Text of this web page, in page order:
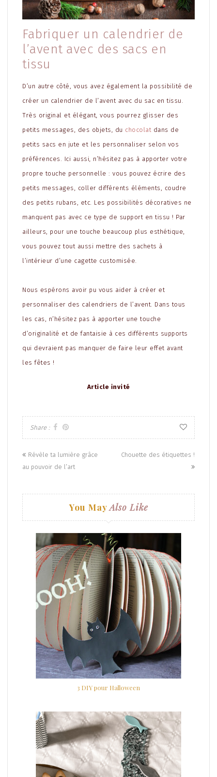
Fabriquer un calendrier de
l’avent avec des sacs en
tissu
D’un autre côté, vous avez également la possibilité de
créer un calendrier de l’avent avec du sac en tissu.
Très original et élégant, vous pourrez glisser des
petits messages, des objets, du chocolat dans de
petits sacs en jute et les personnaliser selon vos
préférences. Ici aussi, n’hésitez pas à apporter votre
propre touche personnelle : vous pouvez écrire des
petits messages, coller différents éléments, coudre
des petits rubans, etc. Les possibilités décoratives ne
manquent pas avec ce type de support en tissu ! Par
ailleurs, pour une touche beaucoup plus esthétique,
vous pouvez tout aussi mettre des sachets à
l’intérieur d’une cagette customisée.
Nous espérons avoir pu vous aider à créer et
personnaliser des calendriers de l’avent. Dans tous
les cas, n’hésitez pas à apporter une touche
d’originalité et de fantaisie à ces différents supports
qui devraient pas manquer de faire leur effet avant
les fêtes !
Article invité
Share :
Posts
navigation
Révèle ta lumière grâce
au pouvoir de l’art
Chouette des étiquettes !
You MayAlso Like
3 DIY pour Halloween